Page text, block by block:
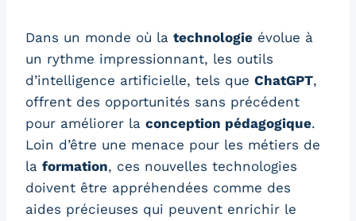
Dans un monde où la technologie évolue à
un rythme impressionnant, les outils
d’intelligence artificielle, tels que ChatGPT,
offrent des opportunités sans précédent
pour améliorer la conception pédagogique.
Loin d’être une menace pour les métiers de
la formation, ces nouvelles technologies
doivent être appréhendées comme des
aides précieuses qui peuvent enrichir le